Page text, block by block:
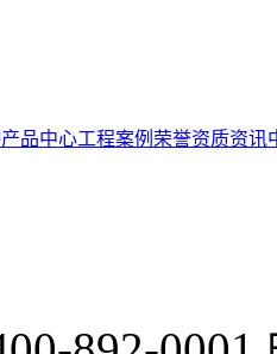
产品中心工程案例 荣誉资质资讯